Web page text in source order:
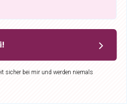
sicher bei mir und werden niemals